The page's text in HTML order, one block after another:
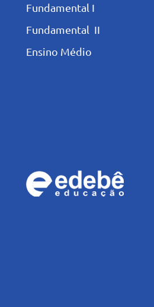
Fundamental I
Fundamental II
Ensino Médio